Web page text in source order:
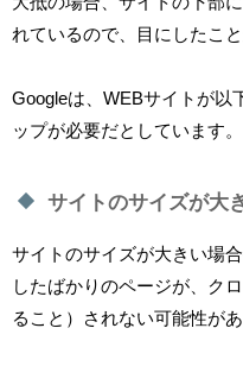
れているので、目にしたこ
Googleは、WEBサイトが以
ップが必要だとしています。
サイトのサイズが大
サイトのサイズが大きい場
したばかりのページが、ク
ること）されない可能性があ